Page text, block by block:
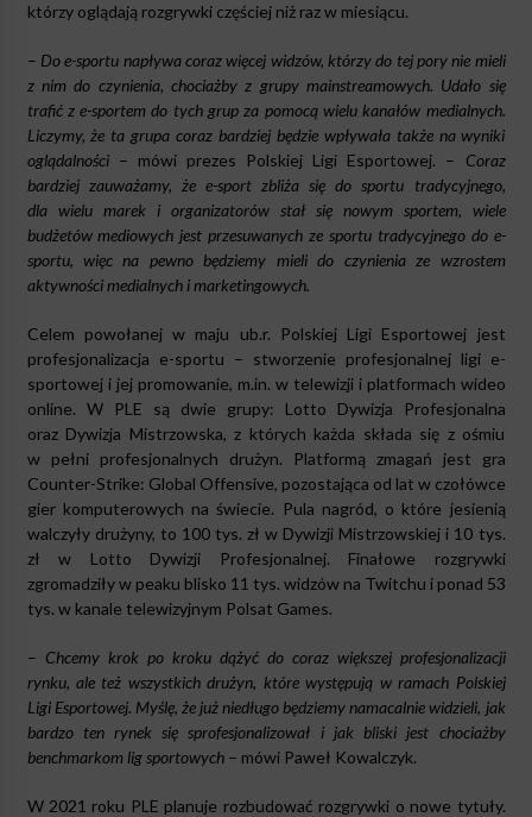
którzy oglądają rozgrywki częściej niż raz w miesiącu.
– Do e-sportu napływa coraz więcej widzów, którzy do tej pory nie mieli
z nim do czynienia, chociażby z grupy mainstreamowych. Udało się
trafić z e-sportem do tych grup za pomocą wielu kanałów medialnych.
Liczymy, że ta grupa coraz bardziej będzie wpływała także na wyniki
oglądalności – mówi prezes Polskiej Ligi Esportowej. – Coraz
bardziej zauważamy, że e-sport zbliża się do sportu tradycyjnego,
dla wielu marek i organizatorów stał się nowym sportem, wiele
budżetów mediowych jest przesuwanych ze sportu tradycyjnego do e-
sportu, więc na pewno będziemy mieli do czynienia ze wzrostem
aktywności medialnych i marketingowych.
Celem powołanej w maju ub.r. Polskiej Ligi Esportowej jest
profesjonalizacja e-sportu – stworzenie profesjonalnej ligi e-
sportowej i jej promowanie, m.in. w telewizji i platformach wideo
online. W PLE są dwie grupy: Lotto Dywizja Profesjonalna
oraz Dywizja Mistrzowska, z których każda składa się z ośmiu
w pełni profesjonalnych drużyn. Platformą zmagań jest gra
Counter-Strike: Global Offensive, pozostająca od lat w czołówce
gier komputerowych na świecie. Pula nagród, o które jesienią
walczyły drużyny, to 100 tys. zł w Dywizji Mistrzowskiej i 10 tys.
zł w Lotto Dywizji Profesjonalnej. Finałowe rozgrywki
zgromadziły w peaku blisko 11 tys. widzów na Twitchu i ponad 53
tys. w kanale telewizyjnym Polsat Games.
– Chcemy krok po kroku dążyć do coraz większej profesjonalizacji
rynku, ale też wszystkich drużyn, które występują w ramach Polskiej
Ligi Esportowej. Myślę, że już niedługo będziemy namacalnie widzieli, jak
bardzo ten rynek się sprofesjonalizował i jak bliski jest chociażby
benchmarkom lig sportowych– mówi Paweł Kowalczyk.
W 2021 roku PLE planuje rozbudować rozgrywki o nowe tytuły.